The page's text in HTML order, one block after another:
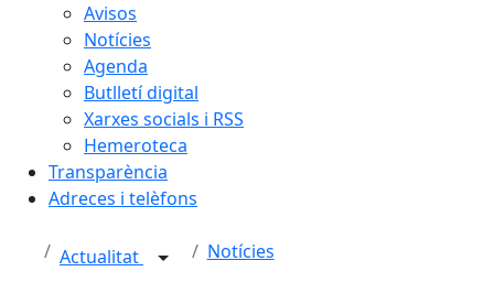
Avisos
Notícies
Agenda
Butlletí digital
Xarxes socials i RSS
Hemeroteca
Transparència
Adreces i telèfons
Actualitat Notícies